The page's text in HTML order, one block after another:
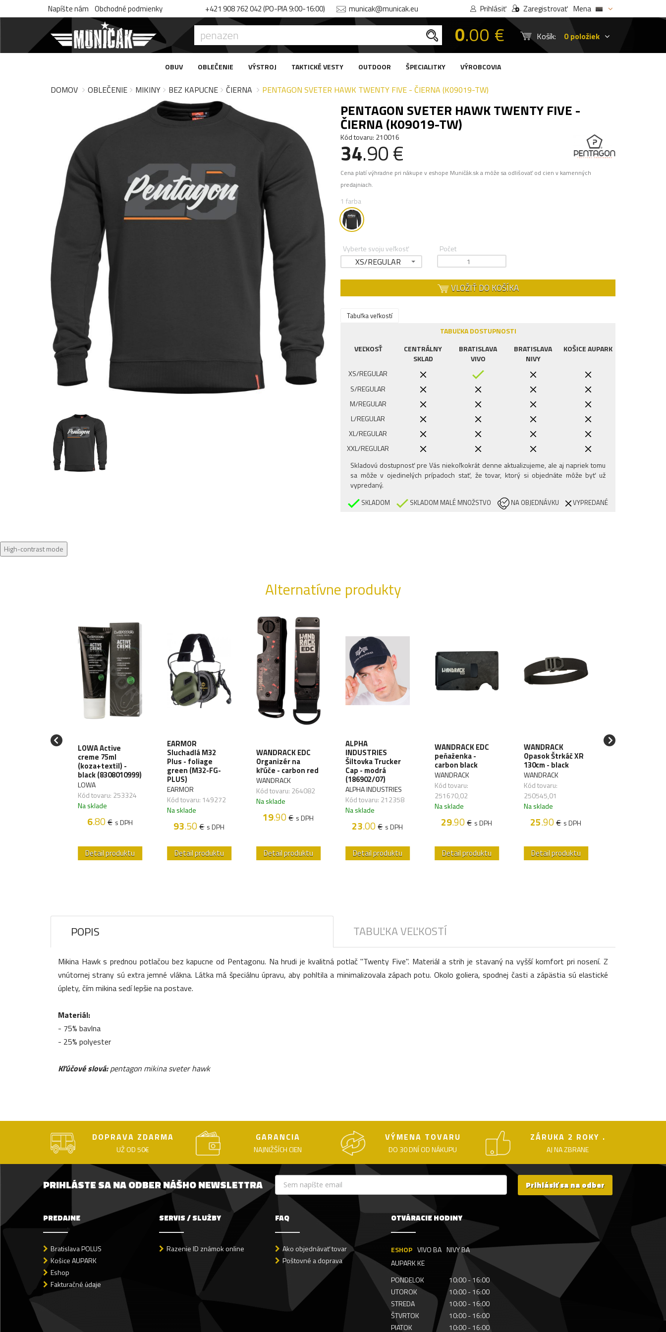
Napíšte nám Obchodné podmienky +421 908 762 042 (PO-PIA 9:00-16:00) municak@municak.eu Prihlásiť Zaregistrovať Mena
0.00 € Košík: 0 položiek
OBUV OBLEČENIE VÝSTROJ TAKTICKÉ VESTY OUTDOOR ŠPECIALITKY VÝROBCOVIA
DOMOV OBLEČENIE MIKINY BEZ KAPUCNE ČIERNA PENTAGON SVETER HAWK TWENTY FIVE - ČIERNA (K09019-TW)
PENTAGON SVETER HAWK TWENTY FIVE -
ČIERNA (K09019-TW)
Kód tovaru: 210016
34.90 €
Cena platí výhradne pri nákupe v eshope Muničák.sk a môže sa odlišovať od cien v kamenných
predajniach.
1 farba
Vyberte svoju veľkosť
XS/REGULAR
Počet
VLOŽIŤ DO KOŠÍKA
Tabuľka veľkostí
TABUĽKA DOSTUPNOSTI
VEĽKOSŤ
CENTRÁLNY
SKLAD
BRATISLAVA
VIVO
BRATISLAVA
NIVY
KOŠICE AUPARK
XS/REGULAR
S/REGULAR
M/REGULAR
L/REGULAR
XL/REGULAR
XXL/REGULAR
3XL/REGULAR
Skladovú dostupnosť pre Vás niekoľkokrát denne aktualizujeme, ale aj napriek tomu
sa môže v ojedinelých prípadoch stať, že tovar, ktorý si objednáte môže byť už
vypredaný.
SKLADOM SKLADOM MALÉ MNOŽSTVO NA OBJEDNÁVKU VYPREDANÉ
High-contrast mode
Alternatívne produkty
LOWA Active
creme 75ml
(koza+textil) -
black (8308010999)
LOWA
Kód tovaru: 253324
Na sklade
6.80€ s DPH
Detail produktu
EARMOR
Sluchadlá M32
Plus - foliage
green (M32-FG-
PLUS)
EARMOR
Kód tovaru: 149272
Na sklade
93.50€ s DPH
Detail produktu
WANDRACK EDC
Organizér na
kľúče - carbon red
WANDRACK
Kód tovaru: 264082
Na sklade
19.90€ s DPH
Detail produktu
ALPHA
INDUSTRIES
Šiltovka Trucker
Cap - modrá
(186902/07)
ALPHA INDUSTRIES
Kód tovaru: 212358
Na sklade
23.00€ s DPH
Detail produktu
WANDRACK EDC
peňaženka -
carbon black
WANDRACK
Kód tovaru:
251670,02
Na sklade
29.90€ s DPH
Detail produktu
WANDRACK
Opasok Štrkáč XR
130cm - black
WANDRACK
Kód tovaru:
250545,01
Na sklade
25.90€ s DPH
Detail produktu
POPIS TABUĽKA VEĽKOSTÍ
Mikina Hawk s prednou potlačou bez kapucne od Pentagonu. Na hrudi je kvalitná potlač "Twenty Five". Materiál a strih je stavaný na vyšší komfort pri nosení. Z
vnútornej strany sú extra jemné vlákna. Látka má špeciálnu úpravu, aby pohltila a minimalizovala zápach potu. Okolo goliera, spodnej časti a zápästia sú elastické
úplety, čím mikina sedí lepšie na postave.
Materiál:
- 75% bavlna
- 25% polyester
Kľúčové slová:pentagon mikina sveter hawk
DOPRAVA ZDARMA
UŽ OD 50€
GARANCIA
NAJNIŽŠÍCH CIEN
VÝMENA TOVARU
DO 30 DNÍ OD NÁKUPU
ZÁRUKA 2 ROKY .
AJ NA ZBRANE
PRIHLÁSTE SA NA ODBER NÁŠHO NEWSLETTRA Prihlásiť sa na odber
PREDAJNE
Bratislava POLUS
Košice AUPARK
Eshop
Fakturačné údaje
SERVIS / SLUŽBY
Razenie ID známok online
FAQ
Ako objednávať tovar
Poštovné a doprava
OTVÁRACIE HODINY
ESHOP VIVO BA NIVY BA
AUPARK KE
PONDELOK
10:00 - 16:00
UTOROK
10:00 - 16:00
STREDA
10:00 - 16:00
ŠTVRTOK
10:00 - 16:00
PIATOK
10:00 - 16:00